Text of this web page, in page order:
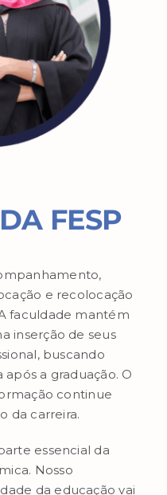
FESP
e recolocação
faculdade mantém
a inserção de seus
buscando
a graduação. O
continue
da carreira.
essencial da
Nosso
da educação vai